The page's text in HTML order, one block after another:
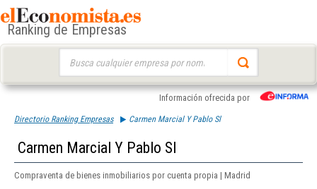
Ranking de Empresas
Información ofrecida por
Directorio Ranking Empresas Carmen Marcial Y Pablo Sl
Carmen Marcial Y Pablo Sl
Compraventa de bienes inmobiliarios por cuenta propia | Madrid